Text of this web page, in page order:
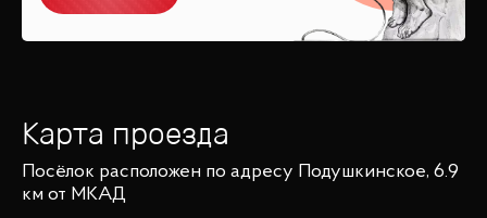
Карта проезда
Посёлок расположен по адресу Подушкинское, 6.9
км от МКАД